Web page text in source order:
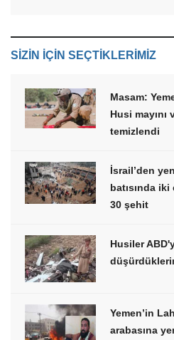
SIZIN IÇIN SEÇTIKLERIMIZ
Masam:
Husi mayını
temizlendi
İsrail’den
batısında
30 şehit
Husiler
Yemen’in
arabasına